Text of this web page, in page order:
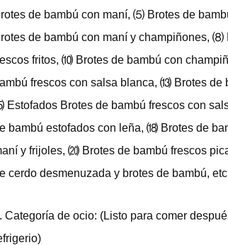
de bambú con maní, ⑸ Brotes de
de bambú con maní y champiñones,
fritos, ⑽ Brotes de bambú con
frescos con salsa blanca, ⒀ Brotes
Estofados Brotes de bambú frescos con
bambú estofados con leña, ⒅ Brotes de
y frijoles, ⒇ Brotes de bambú frescos
cerdo desmenuzada y brotes de bambú,
Categoría de ocio: (Listo para comer